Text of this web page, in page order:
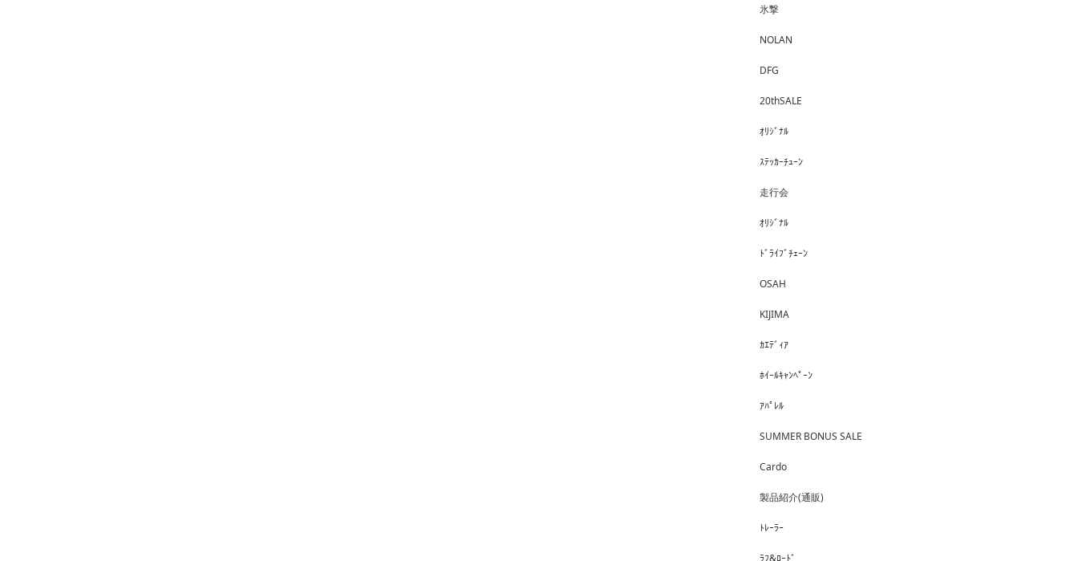
氷撃
NOLAN
DFG
20thSALE
ｵﾘｼﾞﾅﾙ
ｽﾃｯｶｰﾁｭｰﾝ
走行会
ｵﾘｼﾞﾅﾙ
ﾄﾞﾗｲﾌﾞﾁｪｰﾝ
OSAH
KIJIMA
ｶｴﾃﾞｨｱ
ﾎｲｰﾙｷｬﾝﾍﾟｰﾝ
ｱﾊﾟﾚﾙ
SUMMER BONUS SALE
Cardo
製品紹介(通販)
ﾄﾚｰﾗｰ
ﾗﾌ&ﾛｰﾄﾞ